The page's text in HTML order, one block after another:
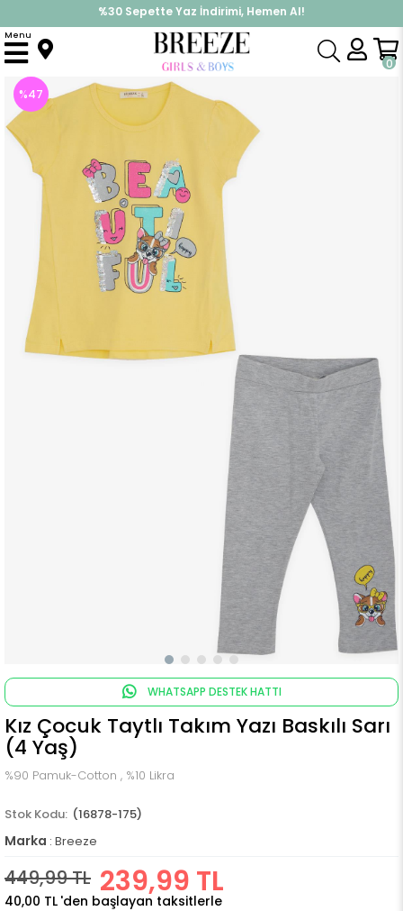
%30 Sepette Yaz İndirimi, Hemen Al!
İndirimlere ek %10 İndirimi Kap, Hemen Üye Ol!
0
Menu
Anasayfa Takımlar Tayt Takımı
%47
İndirim
WHATSAPP DESTEK HATTI
Kız Çocuk Taytlı Takım Yazı Baskılı Sarı
(4 Yaş)
%90 Pamuk-Cotton , %10 Likra
(16878-175)
Marka : Breeze
449,99 TL 239,99 TL
40,00 TL 'den başlayan taksitlerle